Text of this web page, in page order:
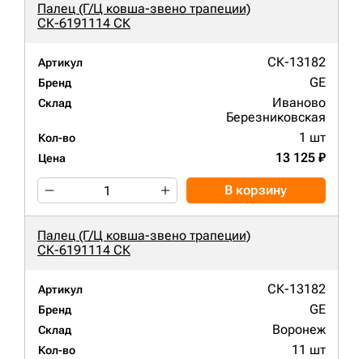
Палец (Г/Ц ковша-звено трапеции)
СК-6191114 СК
Артикул СК-13182
Бренд GE
Склад
Иваново
Березниковская
Кол-во 1 шт
Цена 13 125 ₽
В корзину
Палец (Г/Ц ковша-звено трапеции)
СК-6191114 СК
Артикул СК-13182
Бренд GE
Склад Воронеж
Кол-во 11 шт